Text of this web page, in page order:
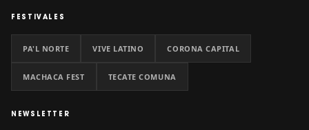
FESTIVALES
PA'L NORTE VIVE LATINO CORONA CAPITAL
MACHACA FEST TECATE COMUNA
NEWSLETTER